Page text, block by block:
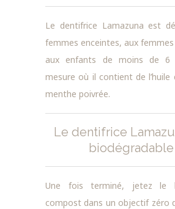
Le dentifrice Lamazuna est
femmes enceintes, aux
aux enfants de moins de 6
mesure où il contient de l’huile
menthe poivrée.
Le dentifrice
Une fois terminé, jetez le
compost dans un objectif zéro